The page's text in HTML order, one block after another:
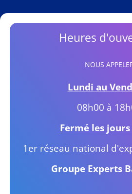
Heures
NOUS
Lundi au
08h00 à
Fermé les
1er réseau national
Groupe Experts